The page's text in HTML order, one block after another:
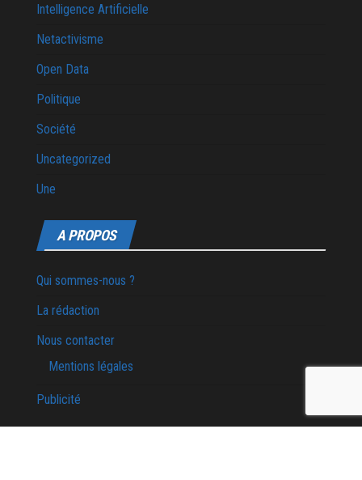
Intelligence Artificielle
Netactivisme
Open Data
Politique
Société
Uncategorized
Une
A PROPOS
Qui sommes-nous ?
La rédaction
Nous contacter
Mentions légales
Publicité